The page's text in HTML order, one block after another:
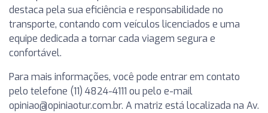
destaca pela sua eficiência e responsabilidade no
transporte, contando com veículos licenciados e uma
equipe dedicada a tornar cada viagem segura e
confortável.
Para mais informações, você pode entrar em contato
pelo telefone (11) 4824-4111 ou pelo e-mail
opiniao@opiniaotur.com.br. A matriz está localizada na Av.